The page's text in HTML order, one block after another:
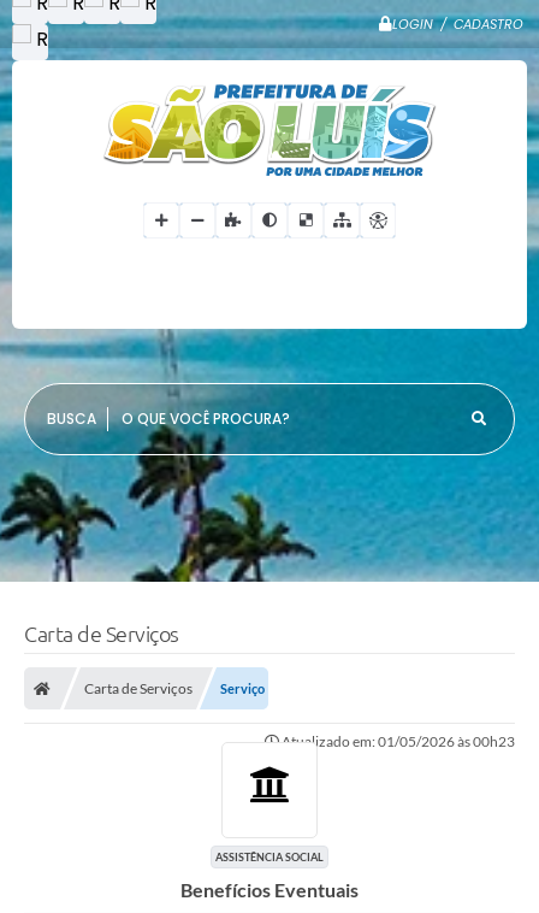
LOGIN / CADASTRO
O QUE VOCÊ PROCURA?
Carta de Serviços
Carta de Serviços Serviço
Atualizado em: 01/05/2026 às 00h23
ASSISTÊNCIA SOCIAL
Benefícios Eventuais